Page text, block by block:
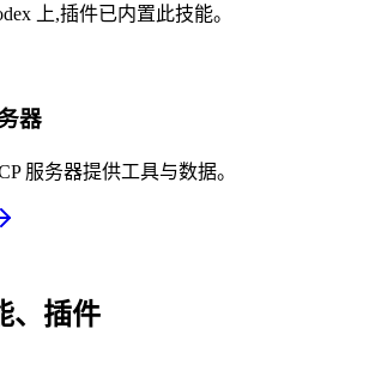
上,插件已内置此技能。
器
服务器提供工具与数据。
、插件